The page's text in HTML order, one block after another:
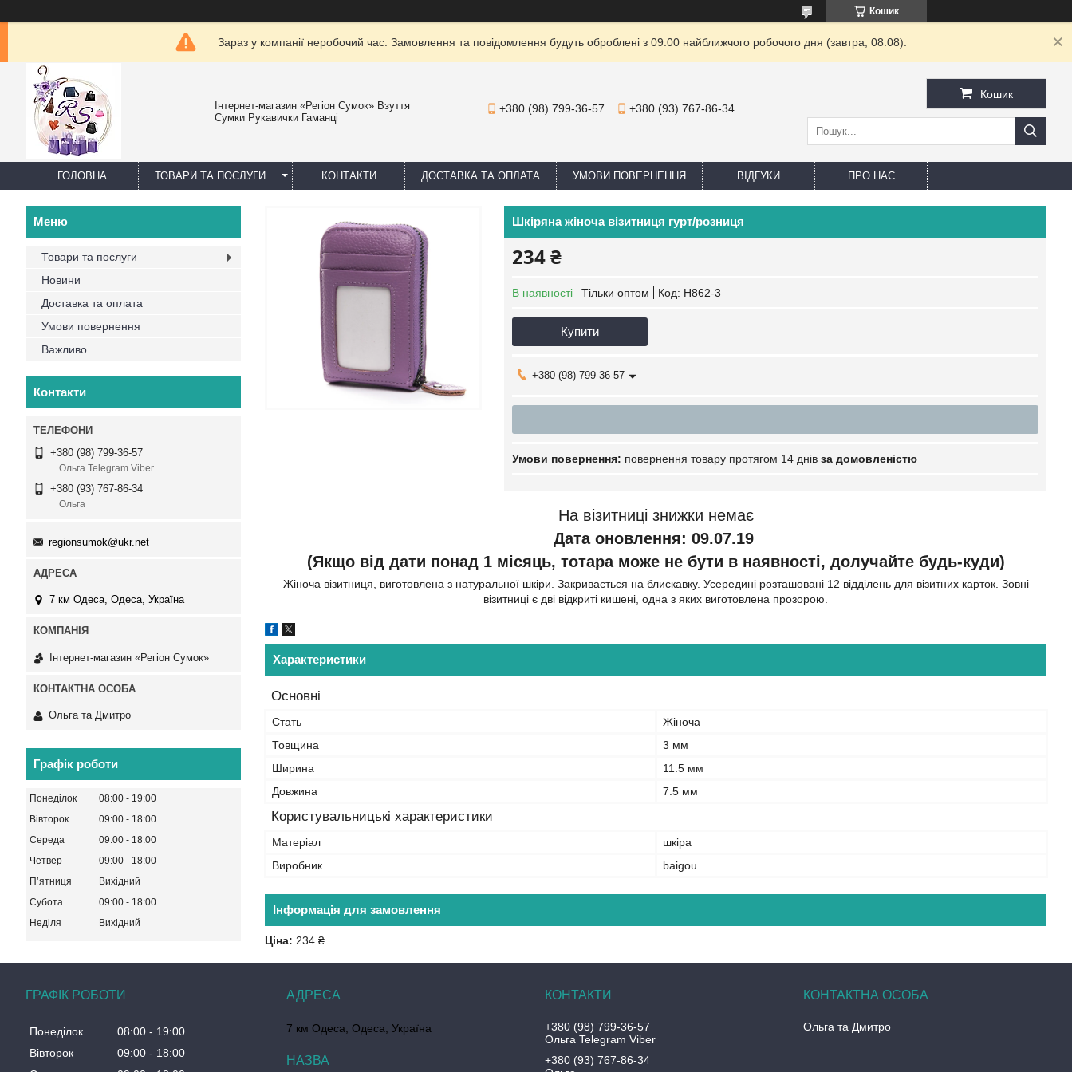
Кошик
Зараз у компанії неробочий час. Замовлення та повідомлення будуть оброблені з 09:00 найближчого робочого дня (завтра, 08.08).
Інтернет-магазин «Регіон Сумок» Взуття
Сумки Рукавички Гаманці
+380 (98) 799-36-57 +380 (93) 767-86-34
Кошик
ГОЛОВНА ТОВАРИ ТА ПОСЛУГИ КОНТАКТИ ДОСТАВКА ТА ОПЛАТА УМОВИ ПОВЕРНЕННЯ ВІДГУКИ ПРО НАС
Шкіряна жіноча візитниця гурт/розниця
234 ₴
В наявності Тільки оптом Код: H862-3
Купити
+380 (98) 799-36-57
повернення товару протягом 14 днів за домовленістю
На візитниці знижки немає
Дата оновлення: 09.07.19
(Якщо від дати понад 1 місяць, тотара може не бути в наявності, долучайте будь-куди)
Жіноча візитниця, виготовлена з натуральної шкіри. Закривається на блискавку. Усередині розташовані 12 відділень для візитних карток. Зовні
візитниці є дві відкриті кишені, одна з яких виготовлена прозорою.
Характеристики
Основні
Стать
Жіноча
Товщина
3 мм
Ширина
11.5 мм
Довжина
7.5 мм
Користувальницькі характеристики
Матеріал
шкіра
Виробник
baigou
Інформація для замовлення
Ціна: 234 ₴
Товари та послуги
Новини
Доставка та оплата
Умови повернення
Важливо
Контакти
+380 (98) 799-36-57
Ольга Telegram Viber
+380 (93) 767-86-34
Ольга
regionsumok@ukr.net
7 км Одеса, Одеса, Україна
Інтернет-магазин «Регіон Сумок»
Ольга та Дмитро
Графік роботи
Понеділок 08:00
19:00
Вівторок
09:00
18:00
Середа
09:00
18:00
Четвер
09:00
18:00
Пʼятниця
Вихідний
Субота
09:00
18:00
Неділя
Вихідний
ГРАФІК РОБОТИ
Понеділок 08:00
19:00
Вівторок
09:00
18:00
7 км Одеса, Одеса, Україна
+380 (98) 799-36-57
Ольга Telegram Viber
+380 (93) 767-86-34
Ольга та Дмитро